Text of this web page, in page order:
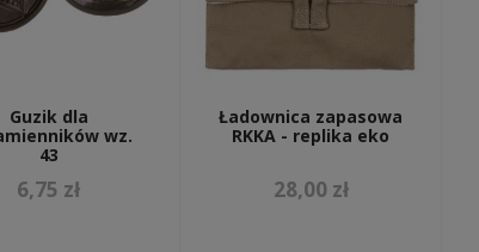
Guzik dla
wz.
43
6,75 zł
Ładownica zapasowa
RKKA - replika eko
28,00 zł